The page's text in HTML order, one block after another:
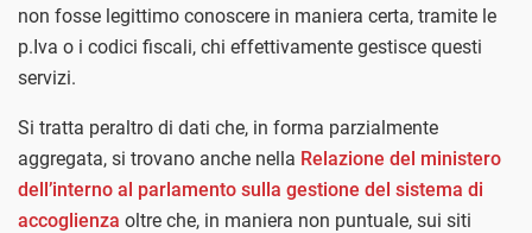
non fosse legittimo conoscere in maniera certa, tramite le
p.Iva o i codici fiscali, chi effettivamente gestisce questi
servizi.
Si tratta peraltro di dati che, in forma parzialmente
aggregata, si trovano anche nella Relazione del ministero
dell’interno al parlamento sulla gestione del sistema di
accoglienza oltre che, in maniera non puntuale, sui siti